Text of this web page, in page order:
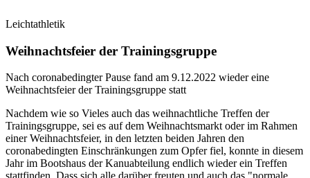
Leichtathletik
Weihnachtsfeier der Trainingsgruppe
Nach coronabedingter Pause fand am 9.12.2022 wieder eine
Weihnachtsfeier der Trainingsgruppe statt
Nachdem wie so Vieles auch das weihnachtliche Treffen der
Trainingsgruppe, sei es auf dem Weihnachtsmarkt oder im Rahmen
einer Weihnachtsfeier, in den letzten beiden Jahren den
coronabedingten Einschränkungen zum Opfer fiel, konnte in diesem
Jahr im Bootshaus der Kanuabteilung endlich wieder ein Treffen